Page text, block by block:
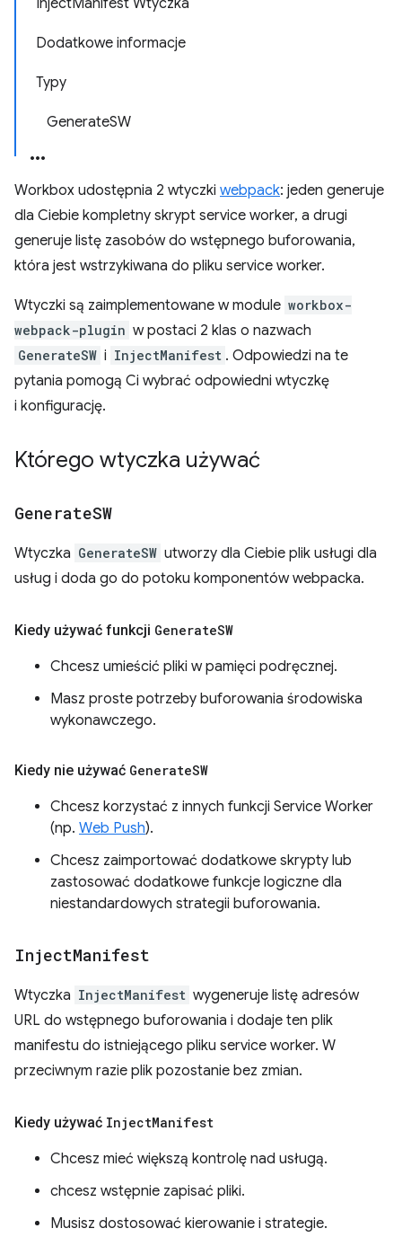
InjectManifest Wtyczka
Dodatkowe informacje
Typy
GenerateSW
Workbox udostępnia 2 wtyczki webpack: jeden generuje
dla Ciebie kompletny skrypt service worker, a drugi
generuje listę zasobów do wstępnego buforowania,
która jest wstrzykiwana do pliku service worker.
Wtyczki są zaimplementowane w module workbox-
webpack-plugin w postaci 2 klas o nazwach
GenerateSW i InjectManifest . Odpowiedzi na te
pytania pomogą Ci wybrać odpowiedni wtyczkę
i konfigurację.
Którego wtyczka używać
GenerateSW
Wtyczka GenerateSW utworzy dla Ciebie plik usługi dla
usług i doda go do potoku komponentów webpacka.
Kiedy używać funkcji GenerateSW
Chcesz umieścić pliki w pamięci podręcznej.
Masz proste potrzeby buforowania środowiska
wykonawczego.
Kiedy nie używać GenerateSW
Chcesz korzystać z innych funkcji Service Worker
(np. Web Push).
Chcesz zaimportować dodatkowe skrypty lub
zastosować dodatkowe funkcje logiczne dla
niestandardowych strategii buforowania.
InjectManifest
Wtyczka InjectManifest wygeneruje listę adresów
URL do wstępnego buforowania i dodaje ten plik
manifestu do istniejącego pliku service worker. W
przeciwnym razie plik pozostanie bez zmian.
Kiedy używać InjectManifest
Chcesz mieć większą kontrolę nad usługą.
chcesz wstępnie zapisać pliki.
Musisz dostosować kierowanie i strategie.